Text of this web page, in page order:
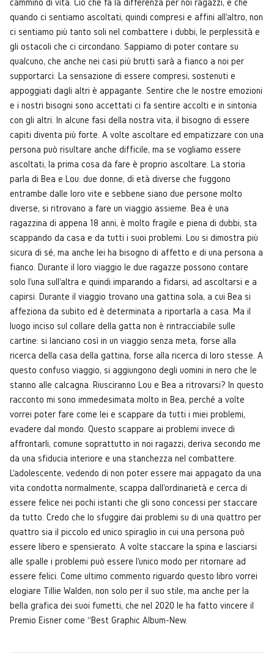
quando ci sentiamo ascoltati, quindi compresi e affini all'altro, non
ci sentiamo più tanto soli nel combattere i dubbi, le perplessità e
gli ostacoli che ci circondano. Sappiamo di poter contare su
qualcuno, che anche nei casi più brutti sarà a fianco a noi per
supportarci. La sensazione di essere compresi, sostenuti e
appoggiati dagli altri è appagante. Sentire che le nostre emozioni
e i nostri bisogni sono accettati ci fa sentire accolti e in sintonia
con gli altri. In alcune fasi della nostra vita, il bisogno di essere
capiti diventa più forte. A volte ascoltare ed empatizzare con una
persona può risultare anche difficile, ma se vogliamo essere
ascoltati, la prima cosa da fare è proprio ascoltare. La storia
parla di Bea e Lou: due donne, di età diverse che fuggono
entrambe dalle loro vite e sebbene siano due persone molto
diverse, si ritrovano a fare un viaggio assieme. Bea è una
ragazzina di appena 18 anni, è molto fragile e piena di dubbi, sta
scappando da casa e da tutti i suoi problemi. Lou si dimostra più
sicura di sé, ma anche lei ha bisogno di affetto e di una persona a
fianco. Durante il loro viaggio le due ragazze possono contare
solo l'una sull'altra e quindi imparando a fidarsi, ad ascoltarsi e a
capirsi. Durante il viaggio trovano una gattina sola, a cui Bea si
affeziona da subito ed è determinata a riportarla a casa. Ma il
luogo inciso sul collare della gatta non è rintracciabile sulle
cartine: si lanciano così in un viaggio senza meta, forse alla
ricerca della casa della gattina, forse alla ricerca di loro stesse. A
questo confuso viaggio, si aggiungono degli uomini in nero che le
stanno alle calcagna. Riusciranno Lou e Bea a ritrovarsi? In questo
racconto mi sono immedesimata molto in Bea, perché a volte
vorrei poter fare come lei e scappare da tutti i miei problemi,
evadere dal mondo. Questo scappare ai problemi invece di
affrontarli, comune soprattutto in noi ragazzi, deriva secondo me
da una sfiducia interiore e una stanchezza nel combattere.
L'adolescente, vedendo di non poter essere mai appagato da una
vita condotta normalmente, scappa dall'ordinarietà e cerca di
essere felice nei pochi istanti che gli sono concessi per staccare
da tutto. Credo che lo sfuggire dai problemi su di una quattro per
quattro sia il piccolo ed unico spiraglio in cui una persona può
essere libero e spensierato. A volte staccare la spina e lasciarsi
alle spalle i problemi può essere l'unico modo per ritornare ad
essere felici. Come ultimo commento riguardo questo libro vorrei
elogiare Tillie Walden, non solo per il suo stile, ma anche per la
bella grafica dei suoi fumetti, che nel 2020 le ha fatto vincere il
Premio Eisner come “Best Graphic Album-New.